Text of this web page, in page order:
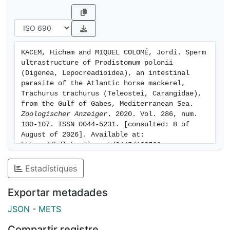
electron-dense material. Whereas, the posterior
spermatozoon extremity belongs to the Quilichini et
al.'s cryptogonimid type. Our results are compared
with the available data on digenean spermatology, in
particular with species belonging to the superfamily
Lepocreadioidea to highlight the potential criteria
useful for phylogeny
KACEM, Hichem and MIQUEL COLOMÉ, Jordi. Sperm
ultrastructure of Prodistomum polonii
(Digenea, Lepocreadioidea), an intestinal
parasite of the Atlantic horse mackerel,
Trachurus trachurus (Teleostei, Carangidae),
Zoologischer Anzeiger . 2020. Vol. 286, num.
100-107. ISSN 0044-5231. [consulted: 8 of
August of 2026]. Available at:
https://hdl.handle.net/2445/162566
Estadístiques
Exportar metadades
JSON - METS